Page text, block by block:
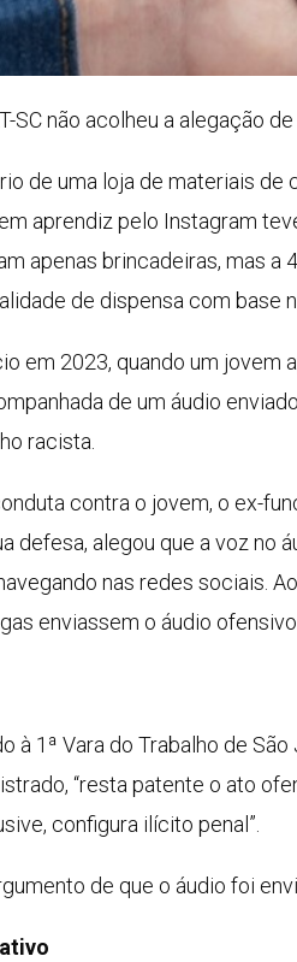
SC não acolheu a alegação
de uma loja de materiais de
aprendiz pelo Instagram
apenas brincadeiras, mas a
de dispensa com base
em 2023, quando um jovem
de um áudio
racista.
contra o jovem, o ex-
defesa, alegou que a voz
nas redes sociais.
enviassem o áudio
à 1ª Vara do Trabalho de
“resta patente o ato
configura ilícito penal”.
de que o áudio foi